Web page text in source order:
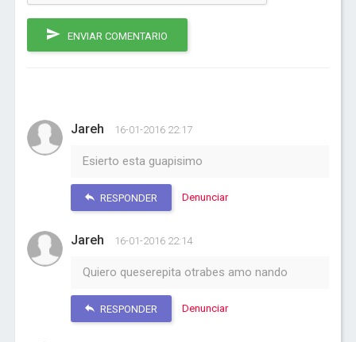
ENVIAR COMENTARIO
Jareh 16-01-2016 22:17
Esierto esta guapisimo
RESPONDER Denunciar
Jareh 16-01-2016 22:14
Quiero queserepita otrabes amo nando
RESPONDER Denunciar